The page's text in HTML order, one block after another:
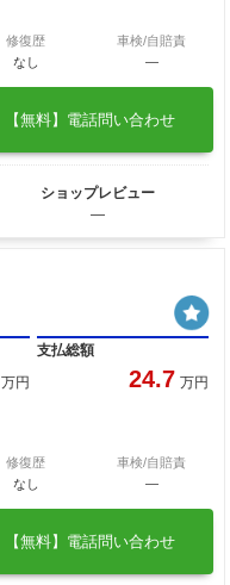
修復歴
なし
車検/自賠責
―
【無料】電話問い合わせ
ショップレビュー
―
万円
支払総額
24.7 万円
修復歴
なし
車検/自賠責
―
【無料】電話問い合わせ